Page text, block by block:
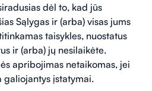
dėl to, kad jūs
Sąlygas ir (arba) visas jums
taisykles, nuostatus
ir (arba) jų nesilaikėte.
apribojimas netaikomas, jei
galiojantys įstatymai.